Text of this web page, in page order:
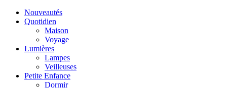
Nouveautés
Quotidien
Maison
Voyage
Lumières
Lampes
Veilleuses
Petite Enfance
Dormir